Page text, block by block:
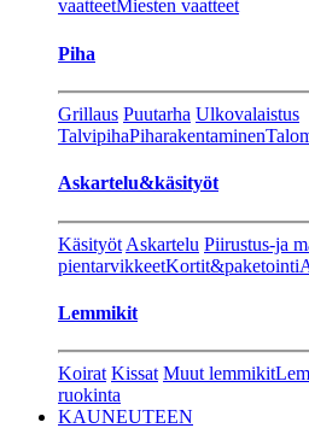
vaatteetMiesten vaatteet
Piha
Grillaus Puutarha Ulkovalaistus
TalvipihaPiharakentaminen
Askartelu&käsityöt
Käsityöt Askartelu Piirustus-ja
pientarvikkeetKortit&paketointi
Lemmikit
Koirat Kissat Muut lemmikit
ruokinta
KAUNEUTEEN